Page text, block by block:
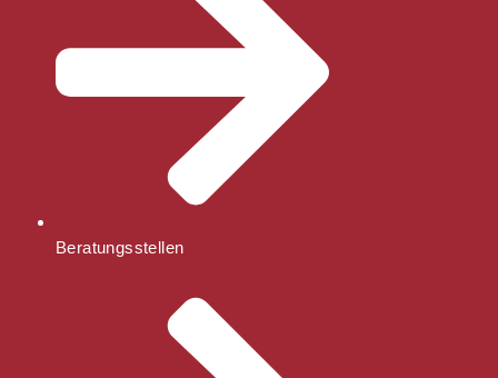
Beratungsstellen